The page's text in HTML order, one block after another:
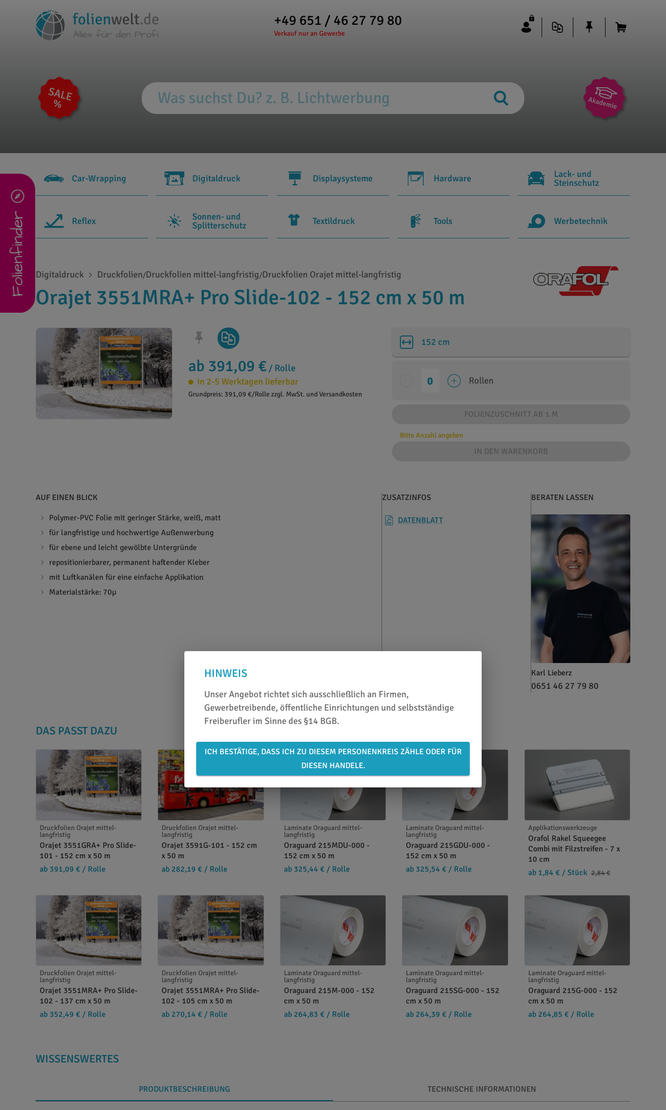
+49 651 / 46 27 79 80
Verkauf nur an Gewerbe
Car-Wrapping Digitaldruck Displaysysteme Hardware
Lack- und
Steinschutz
Reflex
Sonnen- und
Splitterschutz
Textildruck Tools Werbetechnik
Folienfinder Digitaldruck Druckfolien/Druckfolien mittel-langfristig/Druckfolien Orajet mittel-langfristig
Orajet 3551MRA+ Pro Slide-102 - 152 cm x 50 m
ab 391,09 € / Rolle
in 2-5 Werktagen lieferbar
Grundpreis: 391,09 €/Rolle zzgl. MwSt. und Versandkosten
152 cm
Rollen
FOLIENZUSCHNITT AB 1 M
Bitte Anzahl angeben
IN DEN WARENKORB
AUF EINEN BLICK
Polymer-PVC Folie mit geringer Stärke, weiß, matt
für langfristige und hochwertige Außenwerbung
für ebene und leicht gewölbte Untergründe
repositionierbarer, permanent haftender Kleber
mit Luftkanälen für eine einfache Applikation
Materialstärke: 70µ
ZUSATZINFOS
DATENBLATT
BERATEN LASSEN
Karl Lieberz
0651 46 27 79 80
DAS PASST DAZU
Druckfolien Orajet mittel-
langfristig
Orajet 3551GRA+ Pro Slide-
101 - 152 cm x 50 m
ab 391,09 € / Rolle
Druckfolien Orajet mittel-
langfristig
Orajet 3591G-101 - 152 cm
x 50 m
ab 282,19 € / Rolle
Laminate Oraguard mittel-
langfristig
Oraguard 215MDU-000 -
152 cm x 50 m
ab 325,44 € / Rolle
Laminate Oraguard mittel-
langfristig
Oraguard 215GDU-000 -
152 cm x 50 m
ab 325,54 € / Rolle
Applikationswerkzeuge
Orafol Rakel Squeegee
Combi mit Filzstreifen - 7 x
10 cm
ab 1,84 € / Stück 2,84 €
Druckfolien Orajet mittel-
langfristig
Orajet 3551MRA+ Pro Slide-
102 - 137 cm x 50 m
ab 352,49 € / Rolle
Druckfolien Orajet mittel-
langfristig
Orajet 3551MRA+ Pro Slide-
102 - 105 cm x 50 m
ab 270,14 € / Rolle
Laminate Oraguard mittel-
langfristig
Oraguard 215M-000 - 152
cm x 50 m
ab 264,83 € / Rolle
Laminate Oraguard mittel-
langfristig
Oraguard 215SG-000 - 152
cm x 50 m
ab 264,39 € / Rolle
Laminate Oraguard mittel-
langfristig
Oraguard 215G-000 - 152
cm x 50 m
ab 264,85 € / Rolle
WISSENSWERTES
PRODUKTBESCHREIBUNG TECHNISCHE INFORMATIONEN
HINWEIS
Unser Angebot richtet sich ausschließlich an Firmen,
Gewerbetreibende, öffentliche Einrichtungen und selbstständige
Freiberufler im Sinne des §14 BGB.
ICH BESTÄTIGE, DASS ICH ZU DIESEM PERSONENKREIS ZÄHLE ODER FÜR
DIESEN HANDELE.